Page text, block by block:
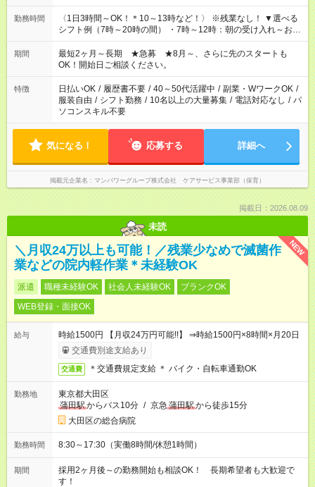
勤務時間
〈1日3時間～OK！＊10～13時など！〉 ※残業なし！ ▼選べる
シフト例（7時～20時の間） ・7時～12時：朝の受け入れ～お昼
の準備 ・10時～13時：園児の見守り～お昼の補助 ・9時～16
時：帰りの会まで！子供の成長を見守る ・15時～20時：夜のお
迎えサポート
期間
最短2ヶ月～長期 ★急募 ★8月～、さらに先のスタートも
OK！開始日ご相談ください。
特徴 日払いOK / 履歴書不要 / 40～50代活躍中 / 副業・WワークOK /
服装自由 / シフト勤務 / 10名以上の大量募集 / 電話対応なし / パ
ソコンスキル不要
気になる！ 応募する 詳細へ
掲載元企業名 マンパワーグループ株式会社 ケアサービス事業部（保育）
掲載日：2026.08.09
未読
NEW
＼月収24万以上も可能！／残業少なめで滅菌作
業などの院内軽作業＊未経験OK
派遣 職種未経験OK 社会人未経験OK
ブランクOK
WEB登録・面接OK
給与
時給1500円 【月収24万円可能!!】 ⇒時給1500円×8時間×月20日
交通費別途支給あり
交通費 ＊交通費規定支給 ＊ バイク・自転車通勤OK
勤務地
東京都大田区
蒲田駅からバス10分 / 京急 蒲田駅から徒歩15分
大田区の総合病院
勤務時間 8:30～17:30（実働8時間/休憩1時間）
期間
採用2ヶ月後～の勤務開始も相談OK！ 長期希望者も大歓迎で
す！